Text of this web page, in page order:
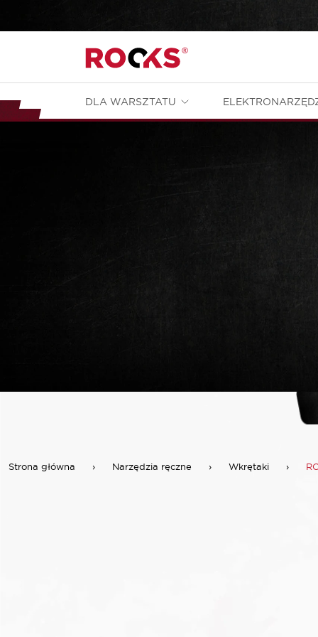
DLA WARSZTATU
Strona główna › Narzędzia ręczne › Wkrętaki ›